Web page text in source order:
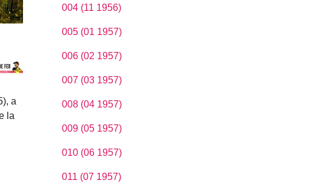
a
la
004 (11 1956)
005 (01 1957)
006 (02 1957)
007 (03 1957)
008 (04 1957)
009 (05 1957)
010 (06 1957)
011 (07 1957)